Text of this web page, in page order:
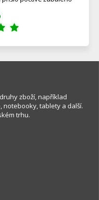
zboží, například
tablety a další.
trhu.